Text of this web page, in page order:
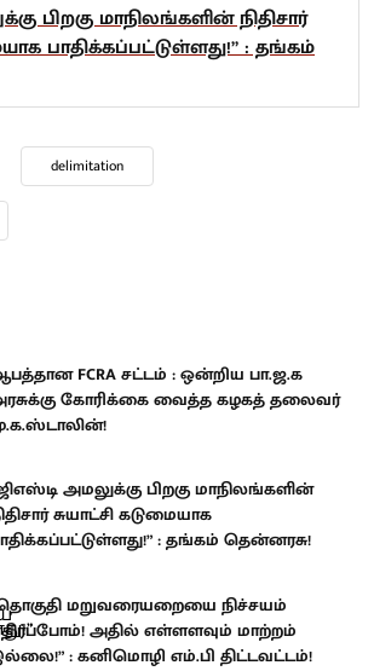
பிறகு மாநிலங்களின் நிதிசார்
பாதிக்கப்பட்டுள்ளது!” : தங்கம்
delimitation
FCRA சட்டம் : ஒன்றிய பா.ஜ.க
கோரிக்கை வைத்த கழகத் தலைவர்
அமலுக்கு பிறகு மாநிலங்களின்
சுயாட்சி கடுமையாக
: தங்கம் தென்னரசு!
மறுவரையறையை நிச்சயம்
அதில் எள்ளளவும் மாற்றம்
: கனிமொழி எம்.பி திட்டவட்டம்!